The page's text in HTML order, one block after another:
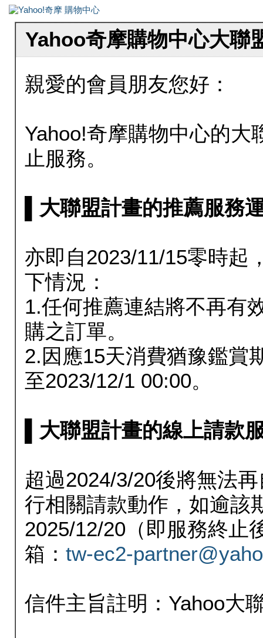
Yahoo奇摩購物中心大聯
親愛的會員朋友您好：
Yahoo!奇摩購物中心的大
止服務。
▌大聯盟計畫的推薦服務
亦即自2023/11/15零時起
下情況：
1.任何推薦連結將不再有
購之訂單。
2.因應15天消費猶豫鑑賞
至2023/12/1 00:00。
▌大聯盟計畫的線上請款
超過2024/3/20後將無法
行相關請款動作，如逾該
2025/12/20（即服務終止
箱： tw-ec2-
信件主旨註明：Yahoo大